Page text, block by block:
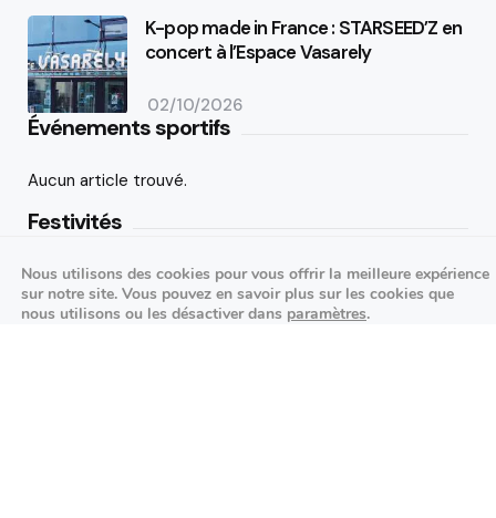
K-pop made in France : STARSEED’Z en
concert à l’Espace Vasarely
02/10/2026
Événements sportifs
Aucun article trouvé.
Festivités
Aucun article trouvé.
Agenda des prochains événements
Nous utilisons des cookies pour vous offrir la meilleure expérience
sur notre site. Vous pouvez en savoir plus sur les cookies que
nous utilisons ou les désactiver dans paramètres.